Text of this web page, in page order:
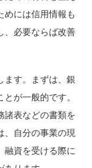
めには信用情報も
、必要ならば改善
ます。まずは、銀
が一般的です。
諸表などの書類を
、自分の事業の現
融資を受ける際に